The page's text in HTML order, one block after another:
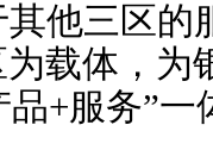
他三区的
载体，为
品+服务”